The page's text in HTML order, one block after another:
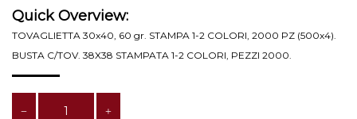
Quick Overview:
TOVAGLIETTA 30x40, 60 gr. STAMPA 1-2 COLORI, 2000 PZ (500x4).
BUSTA C/TOV. 38X38 STAMPATA 1-2 COLORI, PEZZI 2000.